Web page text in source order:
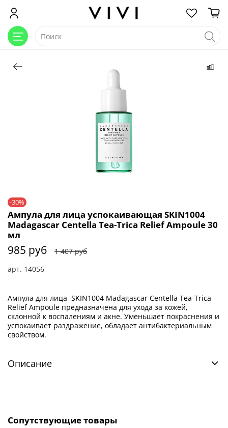
-30%
арт. 14056
Ампула для лица успокаивающая SKIN1004
Madagascar Centella Tea-Trica Relief Ampoule 30
мл
985 руб 1 407 руб
Ампула для лица SKIN1004 Madagascar Centella Tea-Trica
Relief Ampoule предназначена для ухода за кожей,
склонной к воспалениям и акне. Уменьшает покраснения и
успокаивает раздражение, обладает антибактериальным
свойством.
Описание
Сопутствующие товары